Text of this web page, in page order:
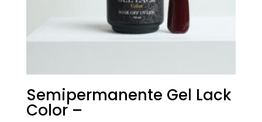
Semipermanente Gel Lack
Color –